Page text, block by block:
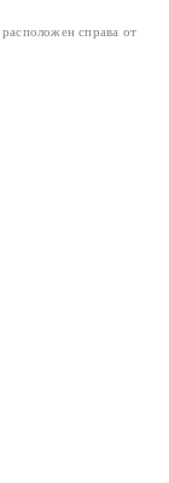
справа от